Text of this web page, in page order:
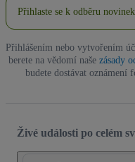
Přihlaste se k odběru novinek
Přihlášením nebo vytvořením
berete na vědomí naše zásady
budete dostávat oznámení
Živé události po celém